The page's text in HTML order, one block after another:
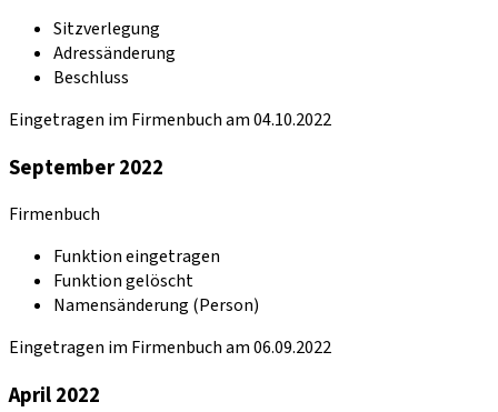
Sitzverlegung
Adressänderung
Beschluss
Eingetragen im Firmenbuch am 04.10.2022
September 2022
Firmenbuch
Funktion eingetragen
Funktion gelöscht
Namensänderung (Person)
Eingetragen im Firmenbuch am 06.09.2022
April 2022